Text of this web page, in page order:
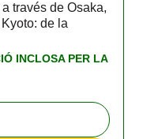
través de Osaka,
de la
INCLOSA PER LA